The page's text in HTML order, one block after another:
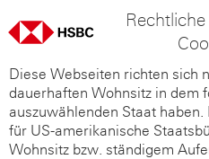
Diese Webseiten richten sich
dauerhaften Wohnsitz in dem
auszuwählenden Staat
für US-amerikanische
Wohnsitz bzw. ständigem